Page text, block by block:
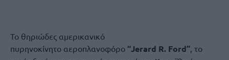
Το θηριώδες αμερικανικό
πυρηνoκίνητο αεροπλανοφόρο “Jerard R. Ford”, το